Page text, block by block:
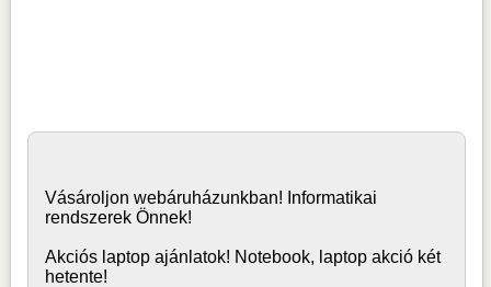
Vásároljon webáruházunkban! Informatikai
rendszerek Önnek!
Akciós laptop ajánlatok! Notebook, laptop akció két
hetente!